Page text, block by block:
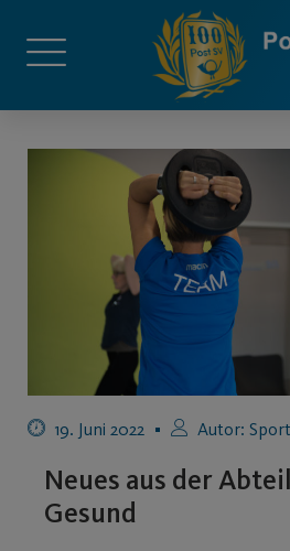
19. Juni 2022 Autor:
Neues aus der
Gesund